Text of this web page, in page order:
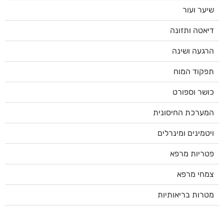
שיער ועור
דיאטה ותזונה
הרגעה ושינה
תפקוד המוח
כושר וספורט
המערכת החיסונית
ויטמינים ומינרלים
פטריות מרפא
צמחי מרפא
מטרות בריאותיות